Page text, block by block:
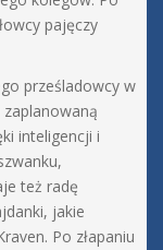
pajęczy
prześladowcy w
inteligencji i
też radę
jakie
Po złapaniu